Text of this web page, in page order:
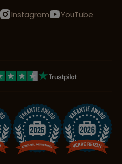
Instagram
YouTube